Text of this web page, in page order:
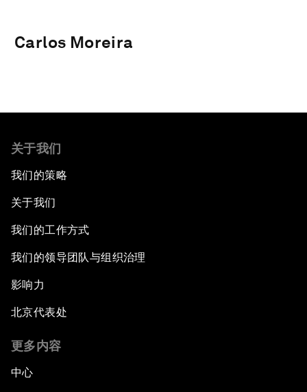
Carlos Moreira
关于我们
我们的策略
关于我们
我们的工作方式
我们的领导团队与组织治理
影响力
北京代表处
更多内容
中心